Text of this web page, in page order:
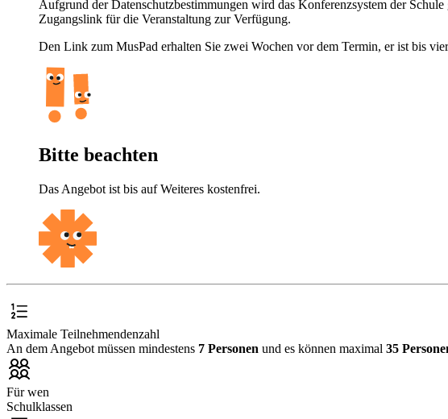
Aufgrund der Datenschutzbestimmungen wird das Konferenzsystem der
Zugangslink für die Veranstaltung zur Verfügung.
Den Link zum MusPad erhalten Sie zwei Wochen vor dem Termin, er ist bis
Bitte beachten
Das Angebot ist bis auf Weiteres kostenfrei.
Maximale Teilnehmendenzahl
An dem Angebot müssen mindestens 7 Personen und es können maximal 35
Für wen
Schulklassen